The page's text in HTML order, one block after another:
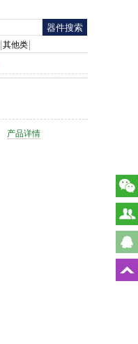
其他类
产品详情